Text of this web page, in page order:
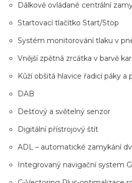
Dálkově ovládané centrální
Startovací tlačítko Start/Stop
Systém monitorování tlaku v
Vnější zpětná zrcátka v barvě
Kůží obšitá hlavice řadicí páky a
DAB
Dešťový a světelný senzor
Digitální přístrojový štít
ADL – automatické zamykání
Integrovaný navigační system